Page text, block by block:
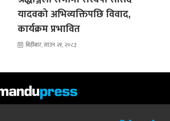
यादवको अभिव्यक्तिपछि विवाद,
कार्यक्रम प्रभावित
बिहीबार, साउन २१, २०८३